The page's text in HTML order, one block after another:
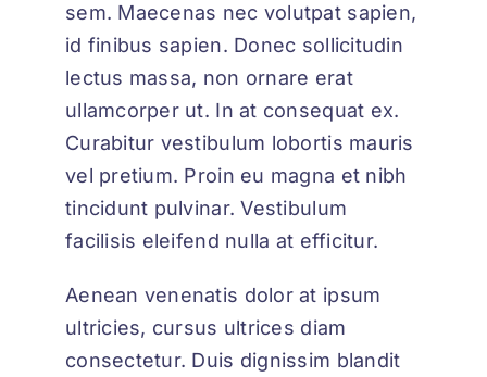
sem. Maecenas nec volutpat sapien,
id finibus sapien. Donec sollicitudin
lectus massa, non ornare erat
ullamcorper ut. In at consequat ex.
Curabitur vestibulum lobortis mauris
vel pretium. Proin eu magna et nibh
tincidunt pulvinar. Vestibulum
facilisis eleifend nulla at efficitur.
Aenean venenatis dolor at ipsum
ultricies, cursus ultrices diam
consectetur. Duis dignissim blandit